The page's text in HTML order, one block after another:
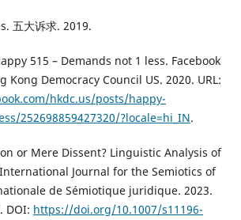
五大诉求. 2019.
515 – Demands not 1 less. Facebook
Kong Democracy Council US. 2020. URL:
hkdc.us/posts/happy-
252698859427320/?locale=hi_IN.
or Mere Dissent? Linguistic Analysis of
Journal for the Semiotics of
de Sémiotique juridique. 2023.
DOI: https://doi.org/10.1007/s11196-